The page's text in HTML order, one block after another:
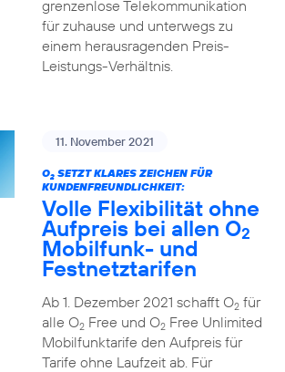
grenzenlose Telekommunikation
für zuhause und unterwegs zu
einem herausragenden Preis-
Leistungs-Verhältnis.
11. November 2021
O2SETZT KLARES ZEICHEN FÜR
KUNDENFREUNDLICHKEIT:
Volle Flexibilität ohne
Aufpreis bei allen O2
Mobilfunk- und
Festnetztarifen
Ab 1. Dezember 2021 schafft O2für
alle O2Free und O2Free Unlimited
Mobilfunktarife den Aufpreis für
Tarife ohne Laufzeit ab. Für